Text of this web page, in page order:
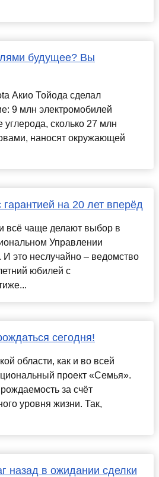
будущее? Вы
Акио Тойода сделал
9 млн электромобилей
сколько 27 млн
наносят окружающей
на 20 лет вперёд
всё чаще делают выбор в
Управлении
И это неслучайно – ведомство
юбилей с
сегодня!
области, как и во всей
проект «Семья».
за счёт
уровня жизни. Так,
назад в ожидании сделки